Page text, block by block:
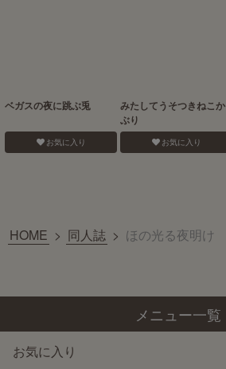
ベガスの夜に跳ぶ兎
お気に入り
みたしてうそつきねこか
ぶり
お気に入り
HOME > 同人誌 > ほの光る夜明け
メニュー一覧
お気に入り